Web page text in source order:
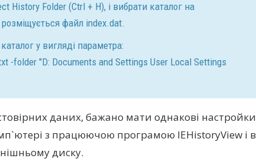
History Folder (Ctrl + H), і вибрати каталог на
файл index.dat.
у вигляді параметра:
-folder "D: Documents and Settings User Local Settings
даних, бажано мати однакові настройки
з працюючою програмою IEHistoryView і в
диску.